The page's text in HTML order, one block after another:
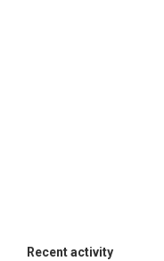
Recent activity